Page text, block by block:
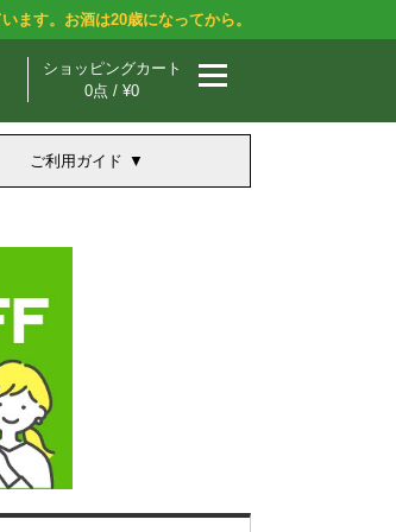
ます。お酒は20歳になってから。
ショッピングカート
0点 / ¥0
ご利用ガイド